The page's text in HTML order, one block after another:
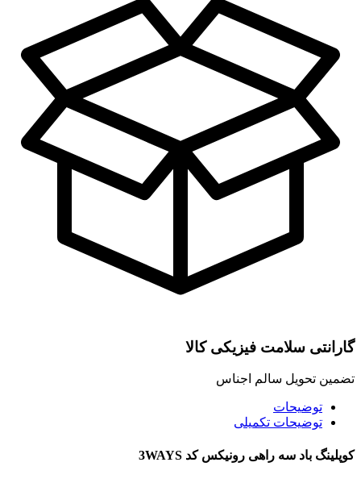
گارانتی سلامت فیزیکی کالا
تضمین تحویل سالم اجناس
توضیحات
توضیحات تکمیلی
کوپلینگ باد سه راهی رونیکس کد 3WAYS